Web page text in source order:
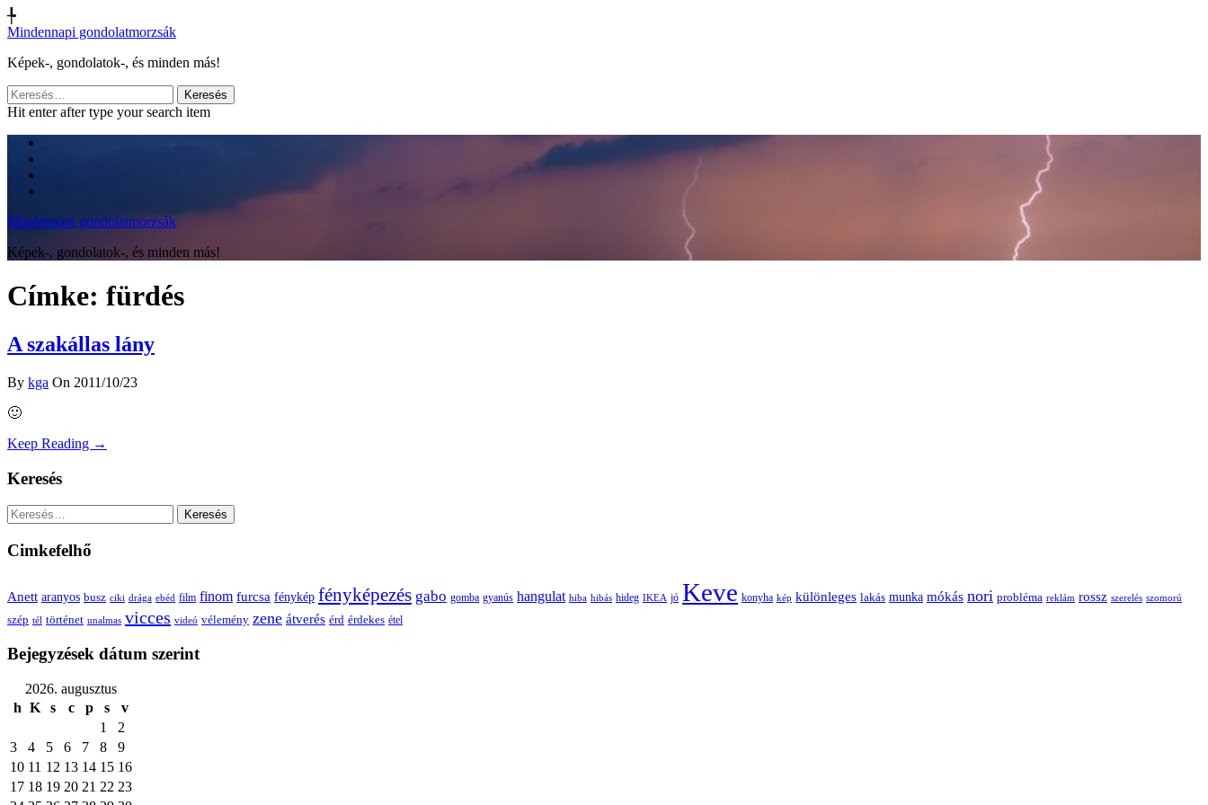
╄
Mindennapi gondolatmorzsák
Képek-, gondolatok-, és minden más!
Keresés:
Hit enter after type your search item
Mindennapi gondolatmorzsák
Képek-, gondolatok-, és minden más!
Címke: fürdés
A szakállas lány
By kga On 2011/10/23
🙂
Keep Reading →
Keresés
Keresés:
Cimkefelhő
Anett aranyos busz ciki drága ebéd film finom furcsa fénykép fényképezés gabo gomba gyanús hangulat hiba hibás hideg IKEA jó Keve konyha kép különleges lakás munka mókás nori probléma reklám rossz szerelés szomorú
szép tél történet unalmas vicces videó vélemény zene átverés érd érdekes étel
Bejegyzések dátum szerint
2026. augusztus
h K s c p s
v
1
2
3
4 5 6 7 8
9
10 11 12 13 14 15 16
17 18 19 20 21 22 23